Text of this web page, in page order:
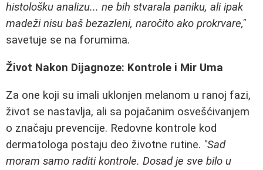
histološku analizu... ne bih stvarala paniku, ali ipak
madeži nisu baš bezazleni, naročito ako prokrvare,"
savetuje se na forumima.
Život Nakon Dijagnoze: Kontrole i Mir Uma
Za one koji su imali uklonjen melanom u ranoj fazi,
život se nastavlja, ali sa pojačanim osvešćivanjem
o značaju prevencije. Redovne kontrole kod
dermatologa postaju deo životne rutine. "Sad
moram samo raditi kontrole. Dosad je sve bilo u